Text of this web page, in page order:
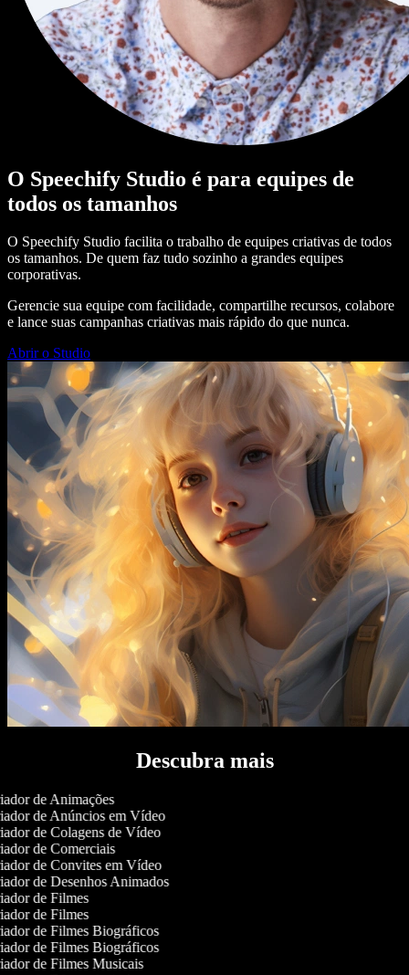
O Speechify Studio é para equipes de
todos os tamanhos
O Speechify Studio facilita o trabalho de equipes criativas de todos
os tamanhos. De quem faz tudo sozinho a grandes equipes
corporativas.
Gerencie sua equipe com facilidade, compartilhe recursos, colabore
e lance suas campanhas criativas mais rápido do que nunca.
Abrir o Studio
Descubra mais
de Animações
de Anúncios em Vídeo
de Colagens de Vídeo
de Comerciais
de Convites em Vídeo
de Desenhos Animados
de Filmes
de Filmes
de Filmes Biográficos
de Filmes Biográficos
de Filmes Musicais